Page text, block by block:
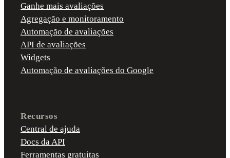
Ganhe mais avaliações
Agregação e monitoramento
Automação de avaliações
API de avaliações
Widgets
Automação de avaliações do Google
Recursos
Central de ajuda
Docs da API
Ferramentas gratuitas